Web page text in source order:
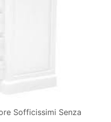
Sofficissimi Senza